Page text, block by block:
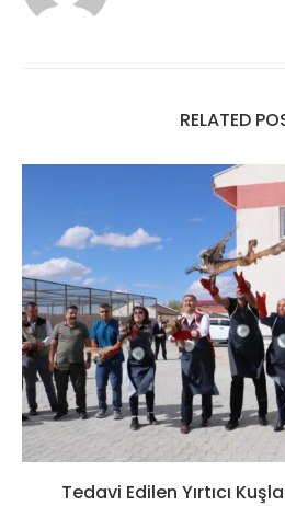
RELATED
Tedavi Edilen Yırtıcı